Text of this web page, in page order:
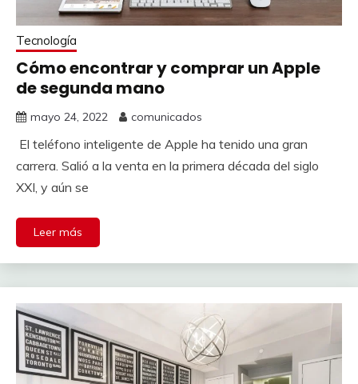
Tecnología
Cómo encontrar y comprar un Apple
de segunda mano
mayo 24, 2022 comunicados
‍ El teléfono inteligente de Apple ha tenido una gran
carrera. Salió a la venta en la primera década del siglo
XXI, y aún se
Leer más